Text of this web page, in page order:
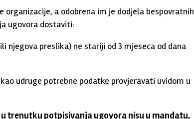
a odobrena im je dodjela bespovratnih
ugovora dostaviti:
njegova preslika) ne stariji od 3 mjeseca od dana
udruge potrebne podatke provjeravati uvidom u
trenutku potpisivanja ugovora nisu u mandatu,